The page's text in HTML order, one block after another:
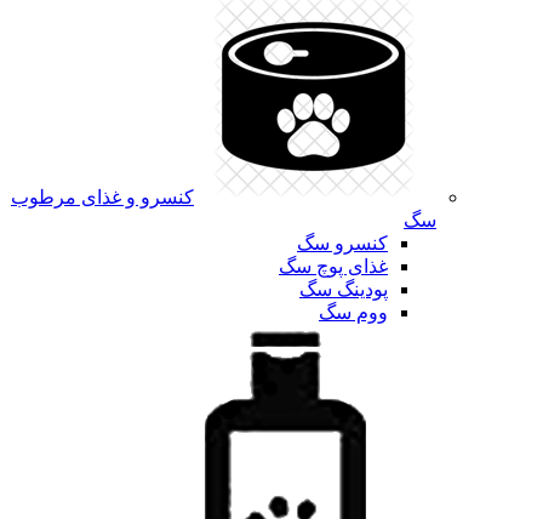
کنسرو و غذای مرطوب
سگ
کنسرو سگ
غذای پوچ سگ
پودینگ سگ
ووم سگ